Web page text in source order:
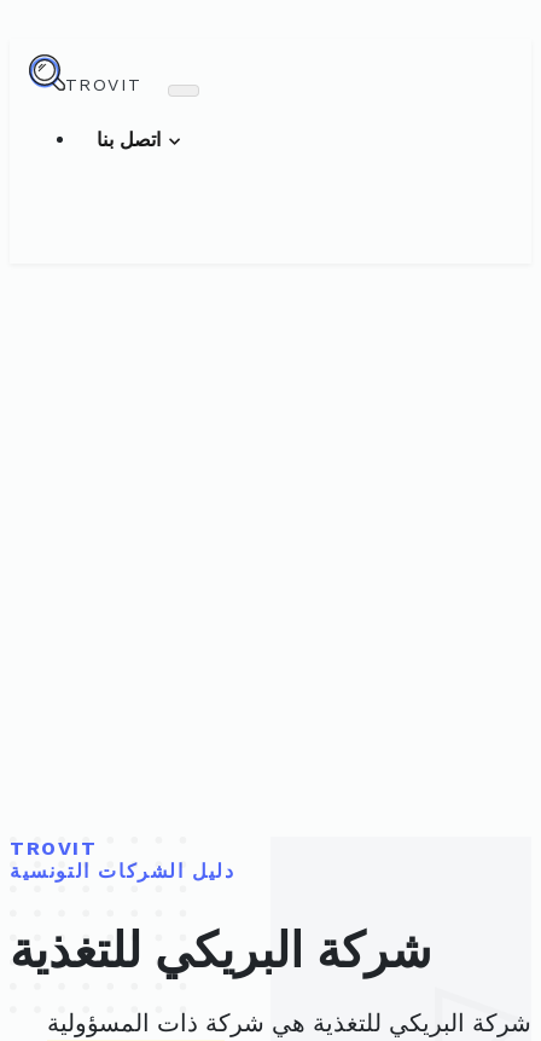
TROVIT
TROVIT
دليل الشركات التونسية
شركة البريكي للتغذية
شركة البريكي للتغذية هي شركة ذات المسؤولية